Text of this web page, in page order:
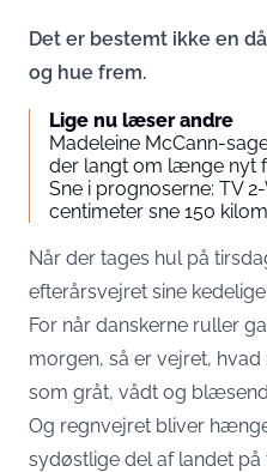
Det er bestemt ikke en
og hue frem.
Lige nu læser andre
Madeleine McCann-
der langt om længe nyt
Sne i prognoserne: TV
centimeter sne 150
Når der tages hul på
efterårsvejret sine
For når danskerne ruller
morgen, så er vejret,
som gråt, vådt og
Og regnvejret bliver
sydøstlige del af landet